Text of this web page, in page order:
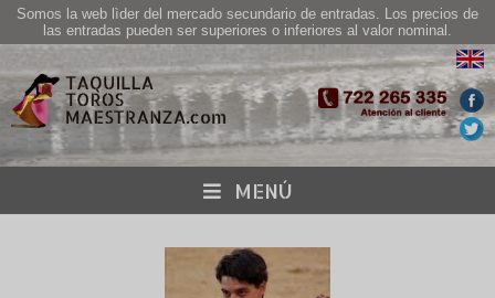
Somos la web lìder del mercado secundario de entradas. Los precios de
las entradas pueden ser superiores o inferiores al valor nominal.
MENÚ